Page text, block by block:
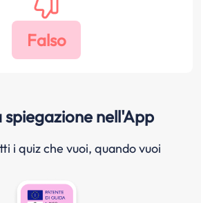
spiegazione nell'App
i quiz che vuoi, quando vuoi